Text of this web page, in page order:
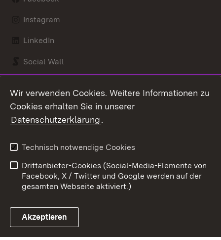
Instagram
LinkedIn
Social Wall
Link zum Landesportal
Kontakt
Barrierefreiheit
Impressum
Cookies
Wir verwenden Cookies. Weitere Informationen zu
Cookies erhalten Sie in unserer
Datenschutzerklärung.
Technisch notwendige Cookies
Drittanbieter-Cookies (Social-Media-Elemente von
Facebook, X / Twitter und Google werden auf der
gesamten Webseite aktiviert.)
Akzeptieren